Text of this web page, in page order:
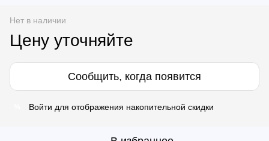
Нет в наличии
Цену уточняйте
Сообщить, когда появится
Войти для отображения накопительной скидки